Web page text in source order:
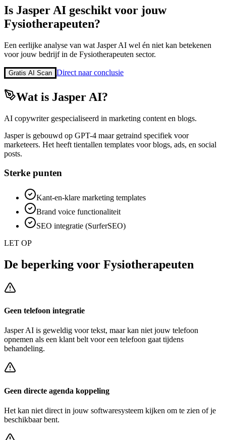
Is Jasper AI geschikt voor jouw
Fysiotherapeuten?
Een eerlijke analyse van wat Jasper AI wel én niet kan betekenen
voor jouw bedrijf in de Fysiotherapeuten sector.
Gratis AI Scan Direct naar conclusie
Wat is Jasper AI?
AI copywriter gespecialiseerd in marketing content en blogs.
Jasper is gebouwd op GPT-4 maar getraind specifiek voor
marketeers. Het heeft tientallen templates voor blogs, ads, en social
posts.
Sterke punten
Kant-en-klare marketing templates
Brand voice functionaliteit
SEO integratie (SurferSEO)
LET OP
De beperking voor Fysiotherapeuten
Geen telefoon integratie
Jasper AI is geweldig voor tekst, maar kan niet jouw telefoon
opnemen als een klant belt voor een telefoon gaat tijdens
behandeling.
Geen directe agenda koppeling
Het kan niet direct in jouw softwaresysteem kijken om te zien of je
beschikbaar bent.